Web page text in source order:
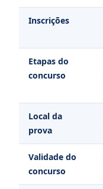
Inscrições
Etapas do
concurso
Local da
prova
Validade do
concurso